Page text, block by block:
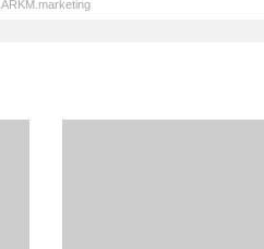
ARKM.marketing